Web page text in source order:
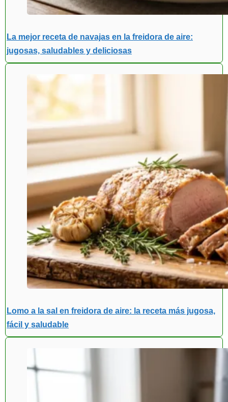
La mejor receta de navajas en la freidora de aire:
jugosas, saludables y deliciosas
Lomo a la sal en freidora de aire: la receta más jugosa,
fácil y saludable